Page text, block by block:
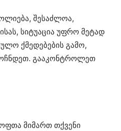
შესაძლოა,
სიტუაცია უფრო მეტად
ქმედებების გამო,
გააკონტროლეთ
მიმართ თქვენი